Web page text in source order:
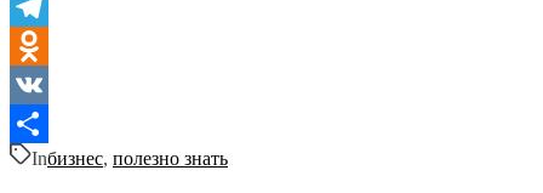
Telegram
Odnoklassniki
VK
Отправить
Inбизнес, полезно знать